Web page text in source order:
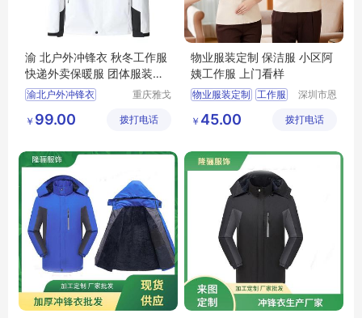
渝 北户外冲锋衣 秋冬工作服
快递外卖保暖服 团体服装刺
绣logo
渝北户外冲锋衣
快递外卖保暖服
重庆雅戈
有限公司
￥ 99.00 拨打电话
物业服装定制 保洁服 小区阿
姨工作服 上门看样
物业服装定制 工作服
保安做驯服
深圳市恩
限公司
￥ 45.00 拨打电话